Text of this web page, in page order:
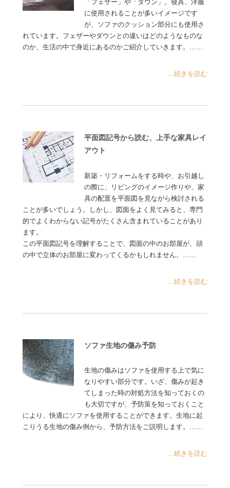
「フェザー」や「ダウン」。寝具、洋服
に使用されることが多いイメージです
が、ソファのクッション部分にも使用さ
れています。フェザーやダウンとの違いはどのようなものな
のか、生活の中で身近にあるのかご紹介していきます。……
...続きを読む
平面図記号から読む、上手な家具レイ
アウト
新築・リフォームをする時や、お引越し
の際に、リビングのイメージ作りや、家
具の配置を平面図を見ながら検討される
ことが多いでしょう。しかし、図面をよく見てみると、専門
的でよくわからない記号がたくさん含まれていることがあり
ます。
この平面図記号を理解することで、図面の中のお部屋が、頭
の中で立体のお部屋に変わってくるかもしれません。……
...続きを読む
ソファ生地の傷み予防
生地の傷みはソファを使用する上で気に
なりやすい部分です。いざ、傷みが起き
てしまった時の対処方法を知っておくの
も大切ですが、予防策を知っておくこと
により、快適にソファを使用することができます。生地に起
こりうる生地の傷み例から、予防方法をご説明します。……
...続きを読む